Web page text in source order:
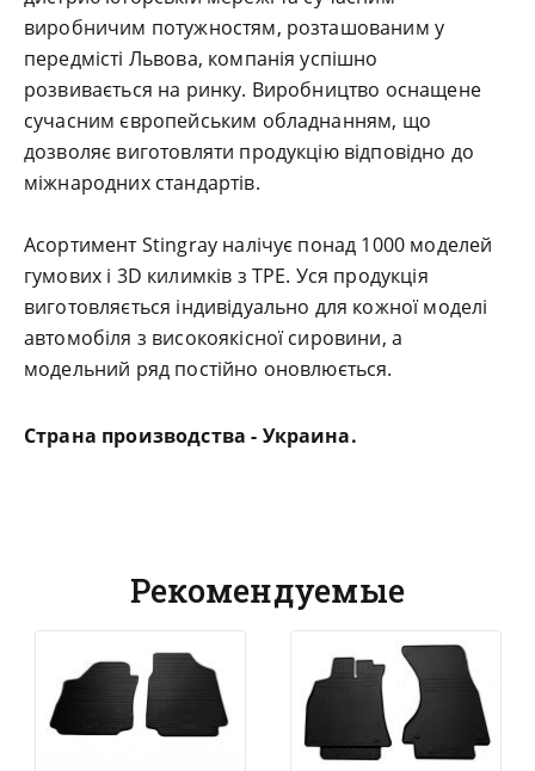
виробничим потужностям, розташованим у
передмісті Львова, компанія успішно
розвивається на ринку. Виробництво оснащене
сучасним європейським обладнанням, що
дозволяє виготовляти продукцію відповідно до
міжнародних стандартів.
Асортимент Stingray налічує понад 1000 моделей
гумових і 3D килимків з TPE. Уся продукція
виготовляється індивідуально для кожної моделі
автомобіля з високоякісної сировини, а
модельний ряд постійно оновлюється.
Страна производства - Украина.
Рекомендуемые